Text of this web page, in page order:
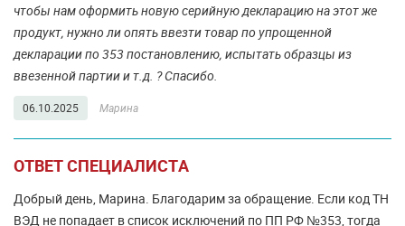
чтобы нам оформить новую серийную декларацию на этот же
продукт, нужно ли опять ввезти товар по упрощенной
декларации по 353 постановлению, испытать образцы из
ввезенной партии и т.д. ? Спасибо.
06.10.2025 Марина
ОТВЕТ СПЕЦИАЛИСТА
Добрый день, Марина. Благодарим за обращение. Если код ТН
ВЭД не попадает в список исключений по ПП РФ №353, тогда